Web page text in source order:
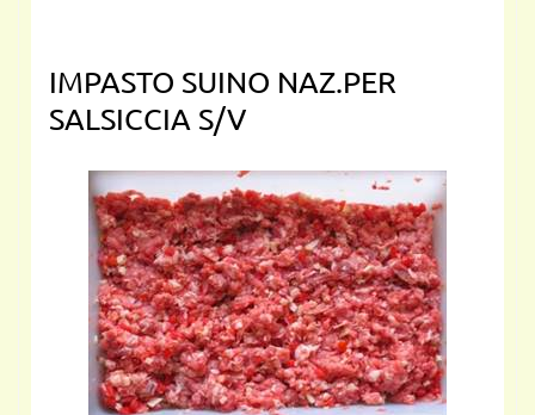
IMPASTO SUINO NAZ.PER
SALSICCIA S/V